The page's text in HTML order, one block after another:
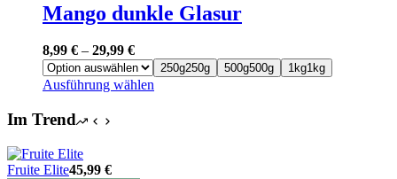
Mango dunkle Glasur
8,99 € – 29,99 €
250g250g 500g500g 1kg1kg
Ausführung wählen
Im Trend
Fruite Elite45,99 €